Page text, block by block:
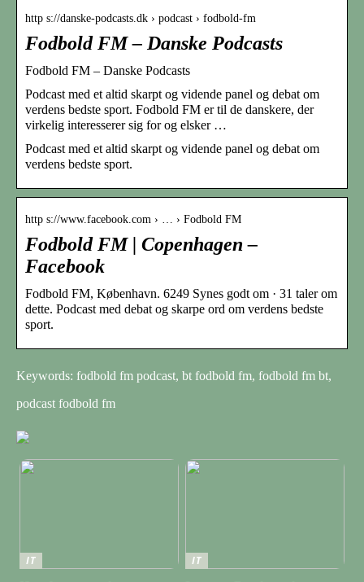
http s://danske-podcasts.dk › podcast › fodbold-fm
Fodbold FM – Danske Podcasts
Fodbold FM – Danske Podcasts
Podcast med et altid skarpt og vidende panel og debat om
verdens bedste sport. Fodbold FM er til de danskere, der
virkelig interesserer sig for og elsker …
Podcast med et altid skarpt og vidende panel og debat om
verdens bedste sport.
http s://www.facebook.com › … › Fodbold FM
Fodbold FM | Copenhagen –
Facebook
Fodbold FM, København. 6249 Synes godt om · 31 taler om
dette. Podcast med debat og skarpe ord om verdens bedste
sport.
Keywords: fodbold fm podcast, bt fodbold fm, fodbold fm bt,
podcast fodbold fm
IT
IT